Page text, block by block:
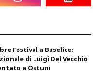
Festival a Baselice:
di Luigi Del Vecchio
a Ostuni